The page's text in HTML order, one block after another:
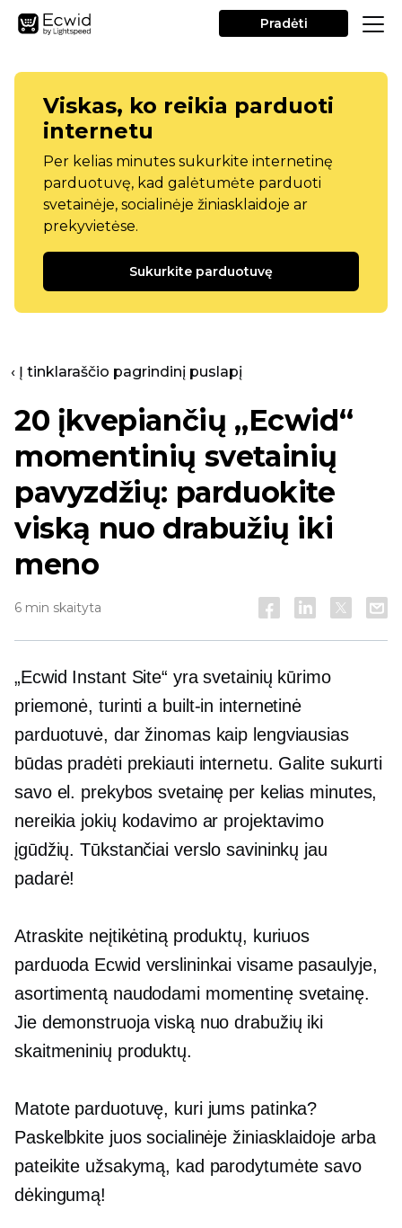
Pradėti
Viskas, ko reikia parduoti
internetu
Per kelias minutes sukurkite internetinę
parduotuvę, kad galėtumėte parduoti
svetainėje, socialinėje žiniasklaidoje ar
prekyvietėse.
Sukurkite parduotuvę
‹ Į tinklaraščio pagrindinį puslapį
20 įkvepiančių „Ecwid“
momentinių svetainių
pavyzdžių: parduokite
viską nuo drabužių iki
meno
6 min skaityta
„Ecwid Instant Site“ yra svetainių kūrimo
priemonė, turinti a built-in internetinė
parduotuvė, dar žinomas kaip lengviausias
būdas pradėti prekiauti internetu. Galite sukurti
savo el. prekybos svetainę per kelias minutes,
nereikia jokių kodavimo ar projektavimo
įgūdžių. Tūkstančiai verslo savininkų jau
padarė!
Atraskite neįtikėtiną produktų, kuriuos
parduoda Ecwid verslininkai visame pasaulyje,
asortimentą naudodami momentinę svetainę.
Jie demonstruoja viską nuo drabužių iki
skaitmeninių produktų.
Matote parduotuvę, kuri jums patinka?
Paskelbkite juos socialinėje žiniasklaidoje arba
pateikite užsakymą, kad parodytumėte savo
dėkingumą!